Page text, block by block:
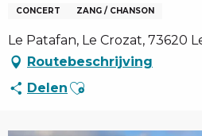
CONCERT ZANG / CHANSON
Le Patafan, Le Crozat, 73620
Routebeschrijving
Delen Ajouter aux favoris